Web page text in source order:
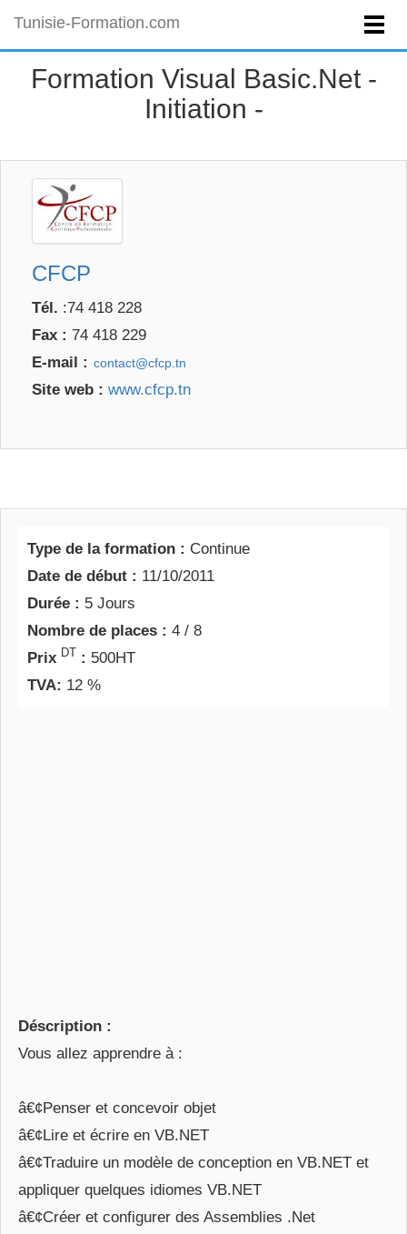
Tunisie-Formation.com
Formation Visual Basic.Net -
Initiation -
CFCP
Tél. :74 418 228
Fax : 74 418 229
E-mail :
Site web : www.cfcp.tn
Type de la formation : Continue
Date de début : 11/10/2011
Durée : 5 Jours
Nombre de places : 4 / 8
Prix DT : 500HT
TVA: 12 %
Déscription :
Vous allez apprendre à :
â€¢Penser et concevoir objet
â€¢Lire et écrire en VB.NET
â€¢Traduire un modèle de conception en VB.NET et
appliquer quelques idiomes VB.NET
â€¢Créer et configurer des Assemblies .Net